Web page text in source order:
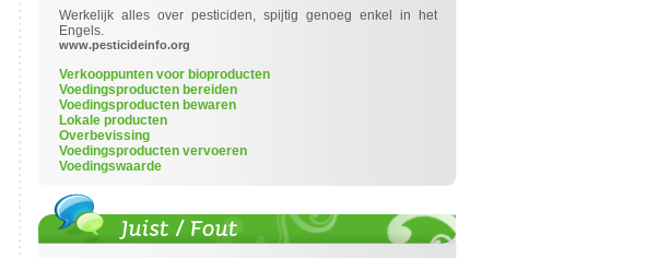
Werkelijk alles over pesticiden, spijtig genoeg enkel in het
Engels.
www.pesticideinfo.org
Verkooppunten voor bioproducten
Voedingsproducten bereiden
Voedingsproducten bewaren
Lokale producten
Overbevissing
Voedingsproducten vervoeren
Voedingswaarde